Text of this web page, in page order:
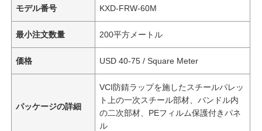
モデル番号 KXD-FRW-60M
最小注文数量 200平方メートル
価格 USD 40-75 / Square Meter
パッケージの詳細
VCI防錆ラップを施したスチールパレッ
ト上の一次スチール部材、バンドル内
の二次部材、PEフィルム保護付きパネ
ル